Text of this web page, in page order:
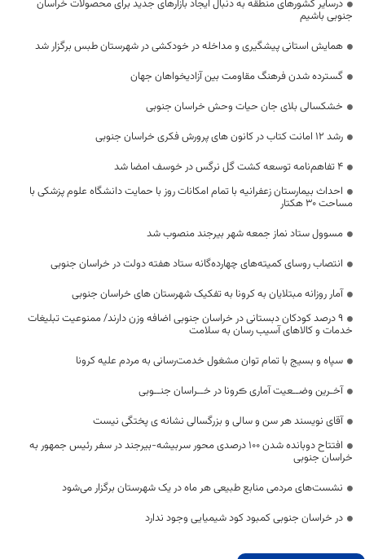
درسایر کشورهای منطقه به دنبال ایجاد بازارهای جدید برای محصولات خراسان
جنوبی باشیم
همایش استانی پیشگیری و مداخله در خودکشی در شهرستان طبس برگزار شد
گسترده شدن فرهنگ مقاومت بین آزادیخواهان جهان
خشکسالی بلای جان حیات وحش خراسان جنوبی
رشد 12 امانت کتاب در کانون های پرورش فکری خراسان جنوبی
۴ تفاهم‌نامه توسعه کشت گل نرگس در خوسف امضا شد
احداث بیمارستان زعفرانیه با تمام امکانات روز با حمایت دانشگاه علوم پزشکی با
مساحت ۳۰ هکتار
مسوول ستاد نماز جمعه شهر بیرجند منصوب شد
انتصاب روسای کمیته‌های چهارده‌گانه ستاد هفته دولت در خراسان جنوبی
آمار روزانه مبتلایان به کرونا به تفکیک شهرستان های خراسان جنوبی
۹ درصد کودکان دبستانی در خراسان جنوبی اضافه وزن دارند/ ممنوعیت تبلیغات
خدمات و کالا‌های آسیب رسان به سلامت
سپاه و بسیج با تمام توان مشغول خدمت‌رسانی به مردم علیه کرونا
آخـرین وضــعیت آماری ڪرونا در خــراسان جنــوبی
آقای نویسند هر سن و سالی و بزرگسالی نشانه ی پختگی نیست
افتتاح دوبانده شدن 100 درصدی محور سربیشه-بیرجند در سفر رئیس جمهور به
خراسان جنوبی
نشست‌های مردمی منابع طبیعی هر ماه در یک شهرستان برگزار می‌شود
در خراسان جنوبی کمبود کود شیمیایی وجود ندارد